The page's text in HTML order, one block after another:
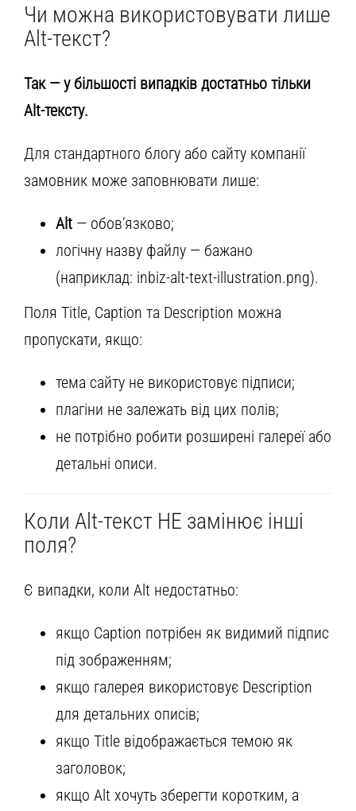
Чи можна використовувати лише
Alt-текст?
Так — у більшості випадків достатньо тільки
Alt-тексту.
Для стандартного блогу або сайту компанії
замовник може заповнювати лише:
Alt — обов’язково;
логічну назву файлу — бажано
(наприклад: inbiz-alt-text-illustration.png).
Поля Title, Caption та Description можна
пропускати, якщо:
тема сайту не використовує підписи;
плагіни не залежать від цих полів;
не потрібно робити розширені галереї або
детальні описи.
Коли Alt-текст НЕ замінює інші
поля?
Є випадки, коли Alt недостатньо:
якщо Caption потрібен як видимий підпис
під зображенням;
якщо галерея використовує Description
для детальних описів;
якщо Title відображається темою як
заголовок;
якщо Alt хочуть зберегти коротким, а